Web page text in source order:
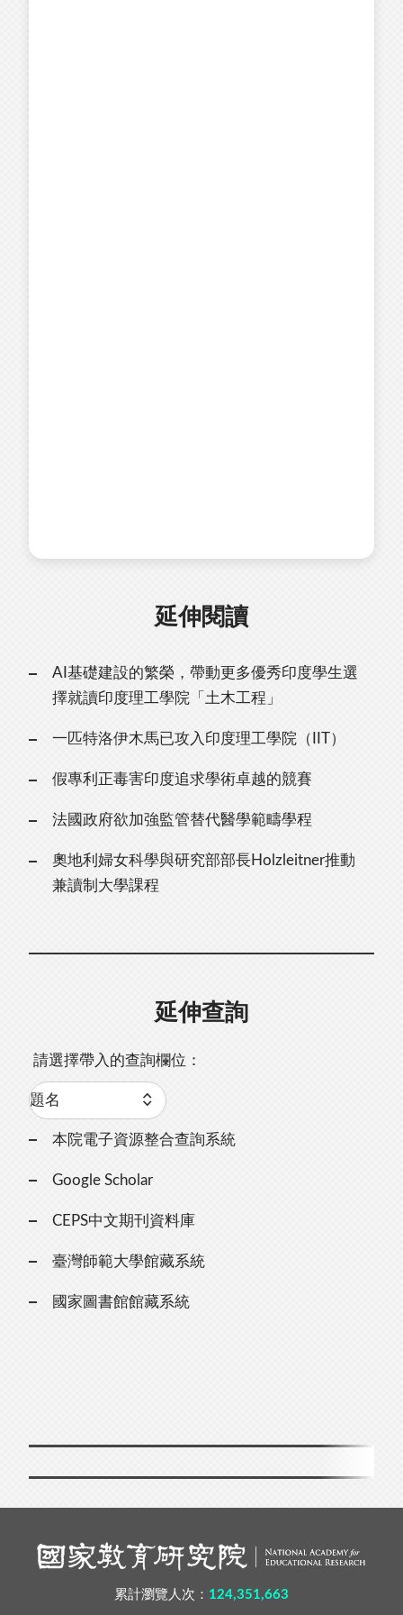
延伸閱讀
AI基礎建設的繁榮，帶動更多優秀印度學生選
擇就讀印度理工學院「土木工程」
一匹特洛伊木馬已攻入印度理工學院（IIT）
假專利正毒害印度追求學術卓越的競賽
法國政府欲加強監管替代醫學範疇學程
奧地利婦女科學與研究部部長Holzleitner推動
兼讀制大學課程
延伸查詢
請選擇帶入的查詢欄位：
本院電子資源整合查詢系統
Google Scholar
CEPS中文期刊資料庫
臺灣師範大學館藏系統
國家圖書館館藏系統
累計瀏覽人次： 124,351,663